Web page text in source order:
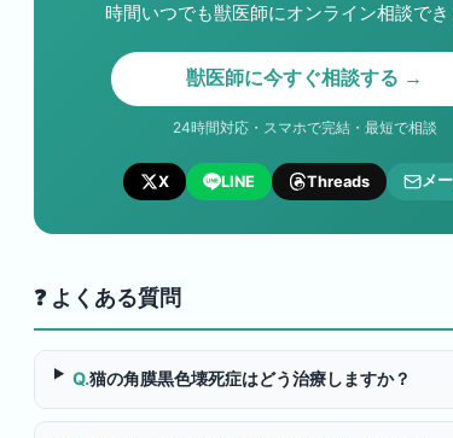
時間いつでも獣医師にオンライン相談でき
獣医師に今すぐ相談する →
24時間対応・スマホで完結・最短で相談
X LINE Threads メ
❓ よくある質問
Q.猫の角膜黒色壊死症はどう治療しますか？